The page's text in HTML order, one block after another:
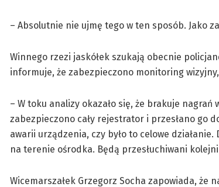
– Absolutnie nie ujmę tego w ten sposób. Jako
Winnego rzezi jaskółek szukają obecnie
informuje, że zabezpieczono monitoring
– W toku analizy okazało się, że brakuje
zabezpieczono cały rejestrator i przesłano go
awarii urządzenia, czy było to celowe
na terenie ośrodka. Będą przesłuchiwani
Wicemarszałek Grzegorz Socha zapowiada, że